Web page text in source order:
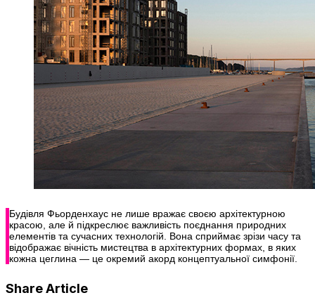
Будівля Фьорденхаус не лише вражає своєю архітектурною
красою, але й підкреслює важливість поєднання природних
елементів та сучасних технологій. Вона сприймає зрізи часу та
відображає вічність мистецтва в архітектурних формах, в яких
кожна цеглина — це окремий акорд концептуальної симфонії.
Share Article